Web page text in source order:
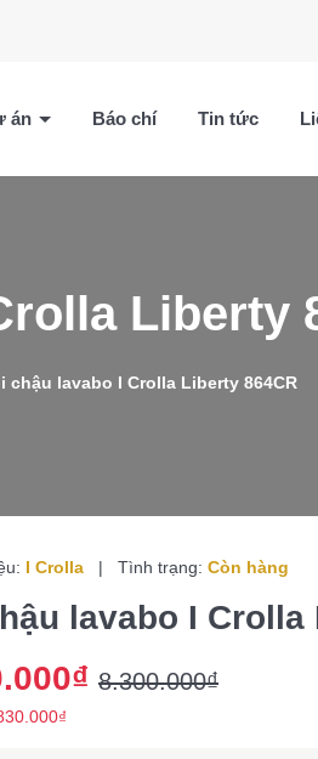
án Báo chí Tin tức
Liberty
chậu lavabo I Crolla Liberty 864CR
I Crolla | Tình trạng: Còn hàng
lavabo I Crolla
8.300.000₫